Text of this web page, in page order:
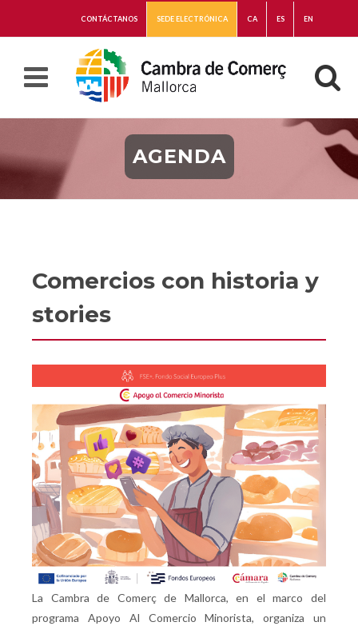
CONTÁCTANOS SEDE ELECTRÓNICA CA ES EN
AGENDA
Comercios con historia y
stories
La Cambra de Comerç de Mallorca, en el marco del
programa Apoyo Al Comercio Minorista, organiza un